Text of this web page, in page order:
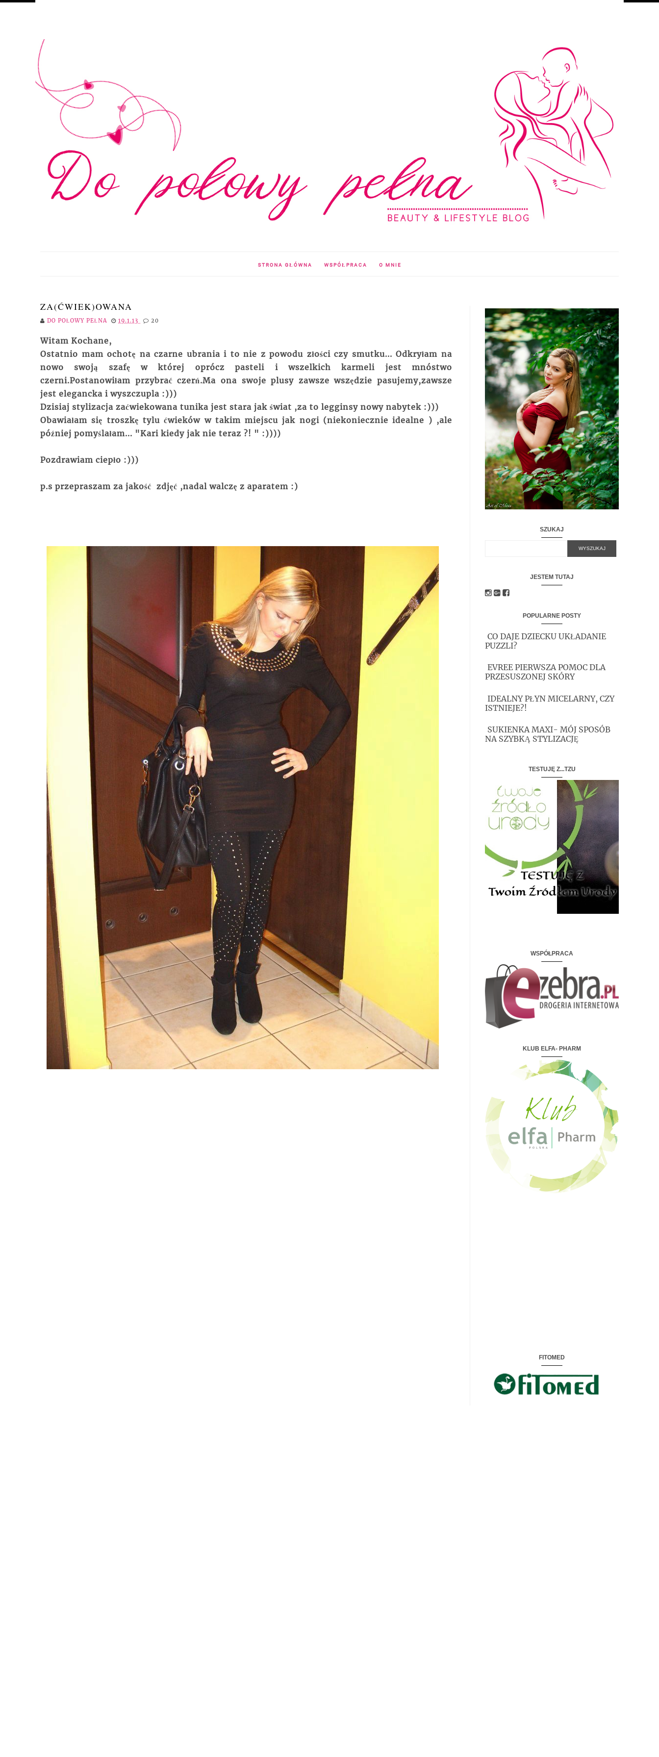
STRONA GŁÓWNA WSPÓŁPRACA O MNIE
ZA(ĆWIEK)OWANA
DO POŁOWY PEŁNA 19.1.13 20
Witam Kochane,
Ostatnio mam ochotę na czarne ubrania i to nie z powodu złości czy smutku... Odkryłam na
nowo swoją szafę w której oprócz pasteli i wszelkich karmeli jest mnóstwo
czerni.Postanowiłam przybrać czerń.Ma ona swoje plusy zawsze wszędzie pasujemy,zawsze
jest elegancka i wyszczupla :)))
Dzisiaj stylizacja zaćwiekowana tunika jest stara jak świat ,za to legginsy nowy nabytek :)))
Obawiałam się troszkę tylu ćwieków w takim miejscu jak nogi (niekoniecznie idealne ) ,ale
później pomyślałam... "Kari kiedy jak nie teraz ?! " :))))
Pozdrawiam ciepło :)))
p.s przepraszam za jakość zdjęć ,nadal walczę z aparatem :)
SZUKAJ
JESTEM TUTAJ
POPULARNE POSTY
CO DAJE DZIECKU UKŁADANIE
PUZZLI?
EVREE PIERWSZA POMOC DLA
PRZESUSZONEJ SKÓRY
IDEALNY PŁYN MICELARNY, CZY
ISTNIEJE?!
SUKIENKA MAXI- MÓJ SPOSÓB
NA SZYBKĄ STYLIZACJĘ
TESTUJĘ Z...TZU
WSPÓŁPRACA
KLUB ELFA- PHARM
FITOMED